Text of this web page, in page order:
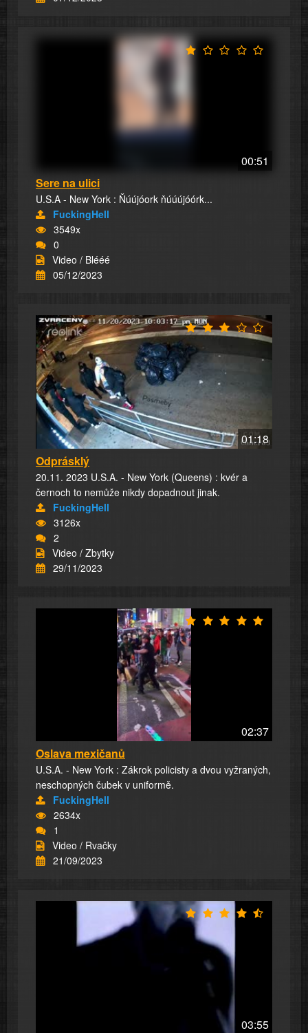
00:51
Sere na ulici
U.S.A - New York : Ňúújóork ňúúújóórk...
FuckingHell
3549x
0
Video / Blééé
05/12/2023
01:18
Odprásklý
20.11. 2023 U.S.A. - New York (Queens) : kvér a
černoch to nemůže nikdy dopadnout jinak.
FuckingHell
3126x
2
Video / Zbytky
29/11/2023
02:37
Oslava mexičanů
U.S.A. - New York : Zákrok policisty a dvou vyžraných,
neschopných čubek v uniformě.
FuckingHell
2634x
1
Video / Rvačky
21/09/2023
03:55